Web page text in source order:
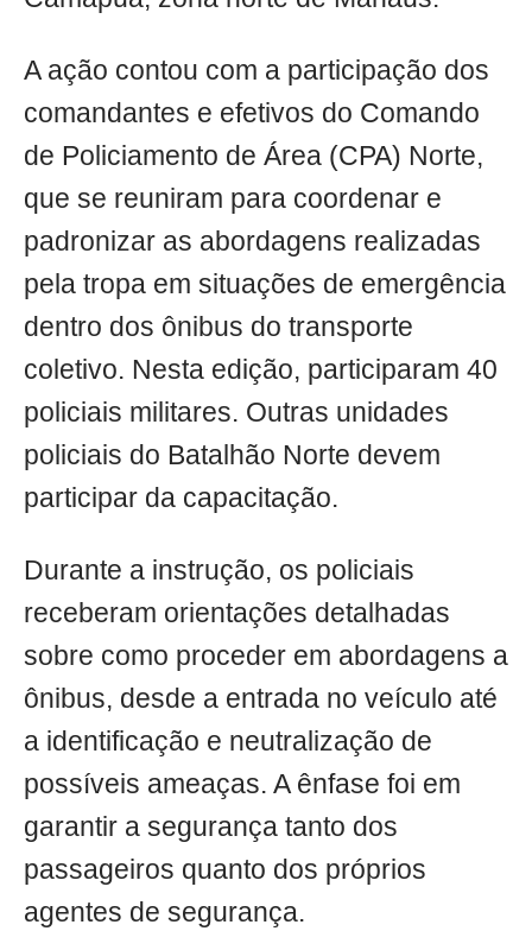
A ação contou com a participação dos
comandantes e efetivos do Comando
de Policiamento de Área (CPA) Norte,
que se reuniram para coordenar e
padronizar as abordagens realizadas
pela tropa em situações de emergência
dentro dos ônibus do transporte
coletivo. Nesta edição, participaram 40
policiais militares. Outras unidades
policiais do Batalhão Norte devem
participar da capacitação.
Durante a instrução, os policiais
receberam orientações detalhadas
sobre como proceder em abordagens a
ônibus, desde a entrada no veículo até
a identificação e neutralização de
possíveis ameaças. A ênfase foi em
garantir a segurança tanto dos
passageiros quanto dos próprios
agentes de segurança.